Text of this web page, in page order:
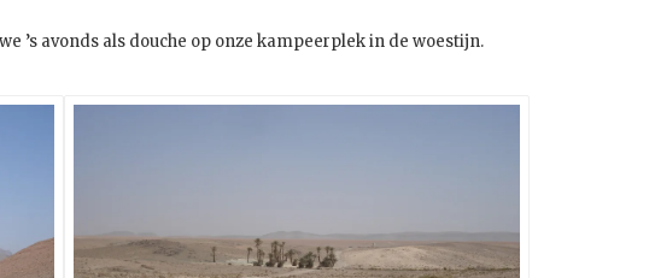
’s avonds als douche op onze kampeerplek in de woestijn.